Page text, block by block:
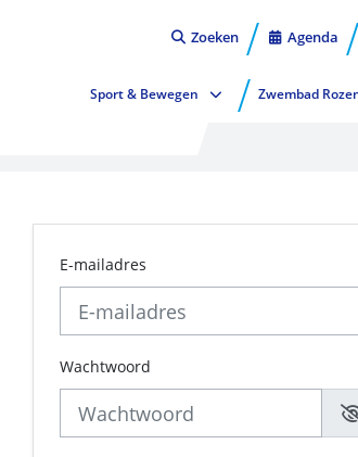
Zoeken Agenda
Sport & Bewegen Zwembad
E-mailadres
Wachtwoord